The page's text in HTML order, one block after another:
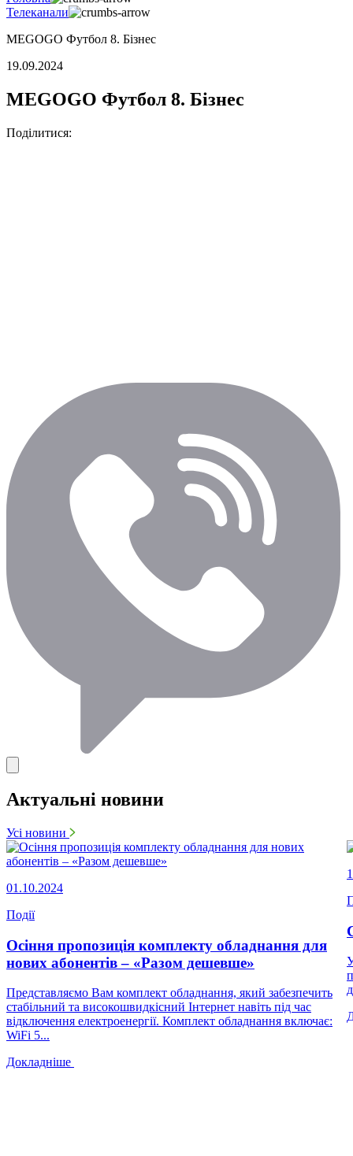
Телеканали
MEGOGO Футбол 8. Бізнес
19.09.2024
MEGOGO Футбол 8. Бізнес
Поділитися:
Актуальні новини
Усі новини
01.10.2024
Події
Осіння пропозиція комплекту обладнання для
нових абонентів – «Разом дешевше»
Представляємо Вам комплект обладнання, який забезпечить
стабільний та високошвидкісний Інтернет навіть під час
відключення електроенергії. Комплект обладнання включає:
WiFi 5...
Докладніше